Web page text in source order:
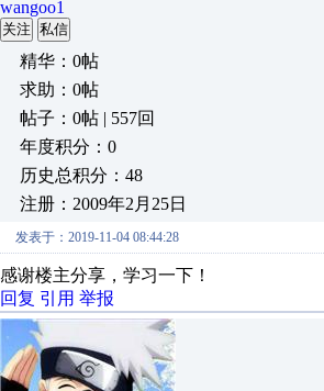
wangoo1
关注 私信
精华：0帖
求助：0帖
帖子：0帖 | 557回
年度积分：0
历史总积分：48
注册：2009年2月25日
发表于：2019-11-04 08:44:28
感谢楼主分享，学习一下！
回复 引用 举报